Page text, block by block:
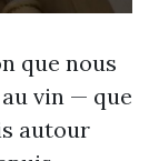
que nous
vin — que
autour